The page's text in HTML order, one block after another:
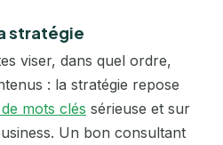
stratégie
viser, dans quel ordre,
: la stratégie repose
mots clés sérieuse et sur
Un bon consultant